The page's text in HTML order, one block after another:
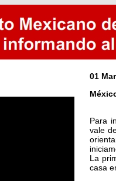
01
Para
vale
La
casa